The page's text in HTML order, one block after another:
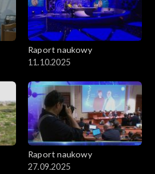
Raport naukowy
11.10.2025
Raport naukowy
27.09.2025